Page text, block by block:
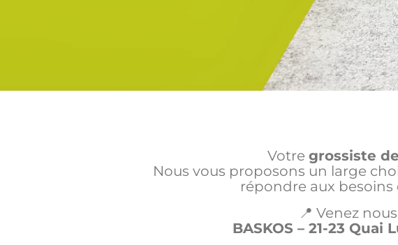
Votre grossiste
Nous vous proposons un large
répondre aux
📍 Venez
BASKOS – 21-23